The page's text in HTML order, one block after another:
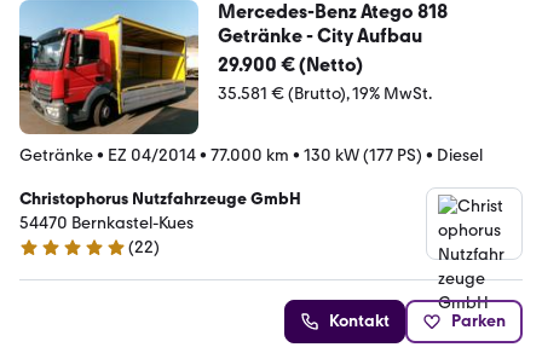
Mercedes-Benz Atego 818
Getränke - City Aufbau
29.900 € (Netto)
35.581 € (Brutto) 19% MwSt.
Getränke• EZ 04/2014• 77.000 km • 130 kW (177 PS) • Diesel
Christophorus Nutzfahrzeuge GmbH
54470 Bernkastel-Kues
5 Sterne
(22)
Kontakt Parken